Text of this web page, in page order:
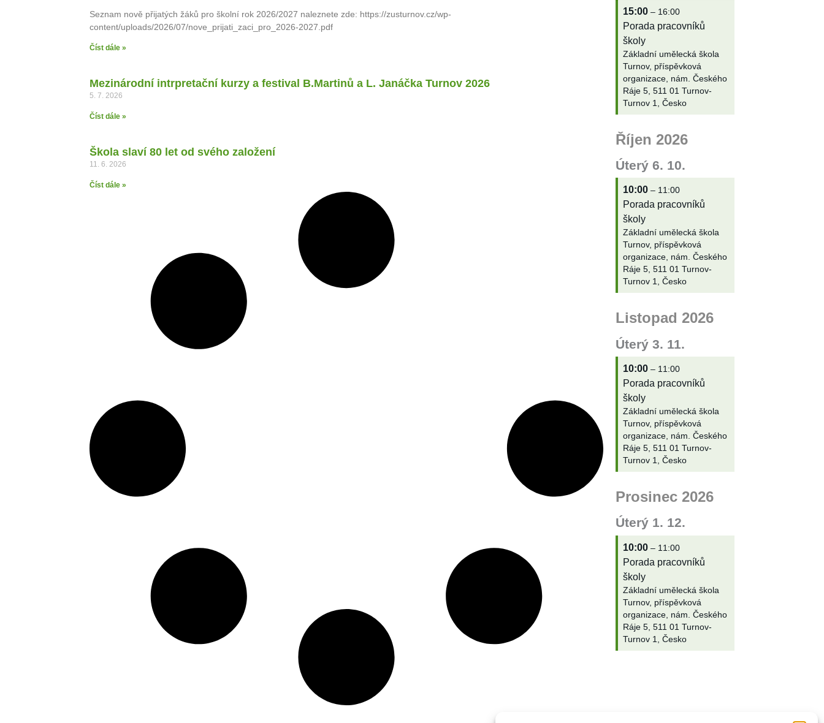
Seznam nově přijatých žáků pro školní rok 2026/2027 naleznete zde: https://zusturnov.cz/wp-
content/uploads/2026/07/nove_prijati_zaci_pro_2026-2027.pdf
Číst dále »
Mezinárodní intrpretační kurzy a festival B.Martinů a L. Janáčka Turnov 2026
5. 7. 2026
Číst dále »
Škola slaví 80 let od svého založení
11. 6. 2026
Číst dále »
15:00 – 16:00
Porada pracovníků
školy
Základní umělecká škola
Turnov, příspěvková
organizace, nám. Českého
Ráje 5, 511 01 Turnov-
Turnov 1, Česko
Říjen 2026
Úterý 6. 10.
10:00 – 11:00
Porada pracovníků
školy
Základní umělecká škola
Turnov, příspěvková
organizace, nám. Českého
Ráje 5, 511 01 Turnov-
Turnov 1, Česko
Listopad 2026
Úterý 3. 11.
10:00 – 11:00
Porada pracovníků
školy
Základní umělecká škola
Turnov, příspěvková
organizace, nám. Českého
Ráje 5, 511 01 Turnov-
Turnov 1, Česko
Prosinec 2026
Úterý 1. 12.
10:00 – 11:00
Porada pracovníků
školy
Základní umělecká škola
Turnov, příspěvková
organizace, nám. Českého
Ráje 5, 511 01 Turnov-
Turnov 1, Česko